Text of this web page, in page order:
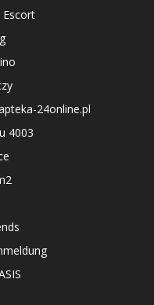
Escort
24online.pl
4003